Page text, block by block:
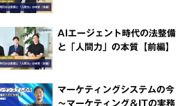
AIエージェント時代の法整備
と「人間力」の本質【前編】
マーケティングシステムの今
～マーケティング＆ITの実務